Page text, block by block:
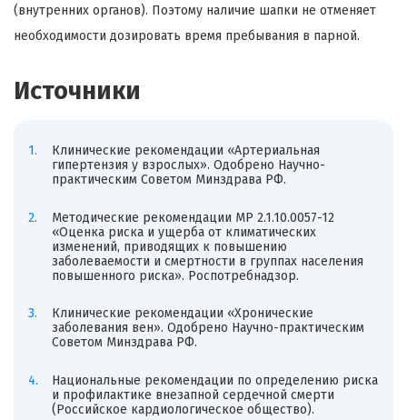
(внутренних органов). Поэтому наличие шапки не отменяет
необходимости дозировать время пребывания в парной.
Источники
Клинические рекомендации «Артериальная
гипертензия у взрослых». Одобрено Научно-
практическим Советом Минздрава РФ.
Методические рекомендации МР 2.1.10.0057-12
«Оценка риска и ущерба от климатических
изменений, приводящих к повышению
заболеваемости и смертности в группах населения
повышенного риска». Роспотребнадзор.
Клинические рекомендации «Хронические
заболевания вен». Одобрено Научно-практическим
Советом Минздрава РФ.
Национальные рекомендации по определению риска
и профилактике внезапной сердечной смерти
(Российское кардиологическое общество).